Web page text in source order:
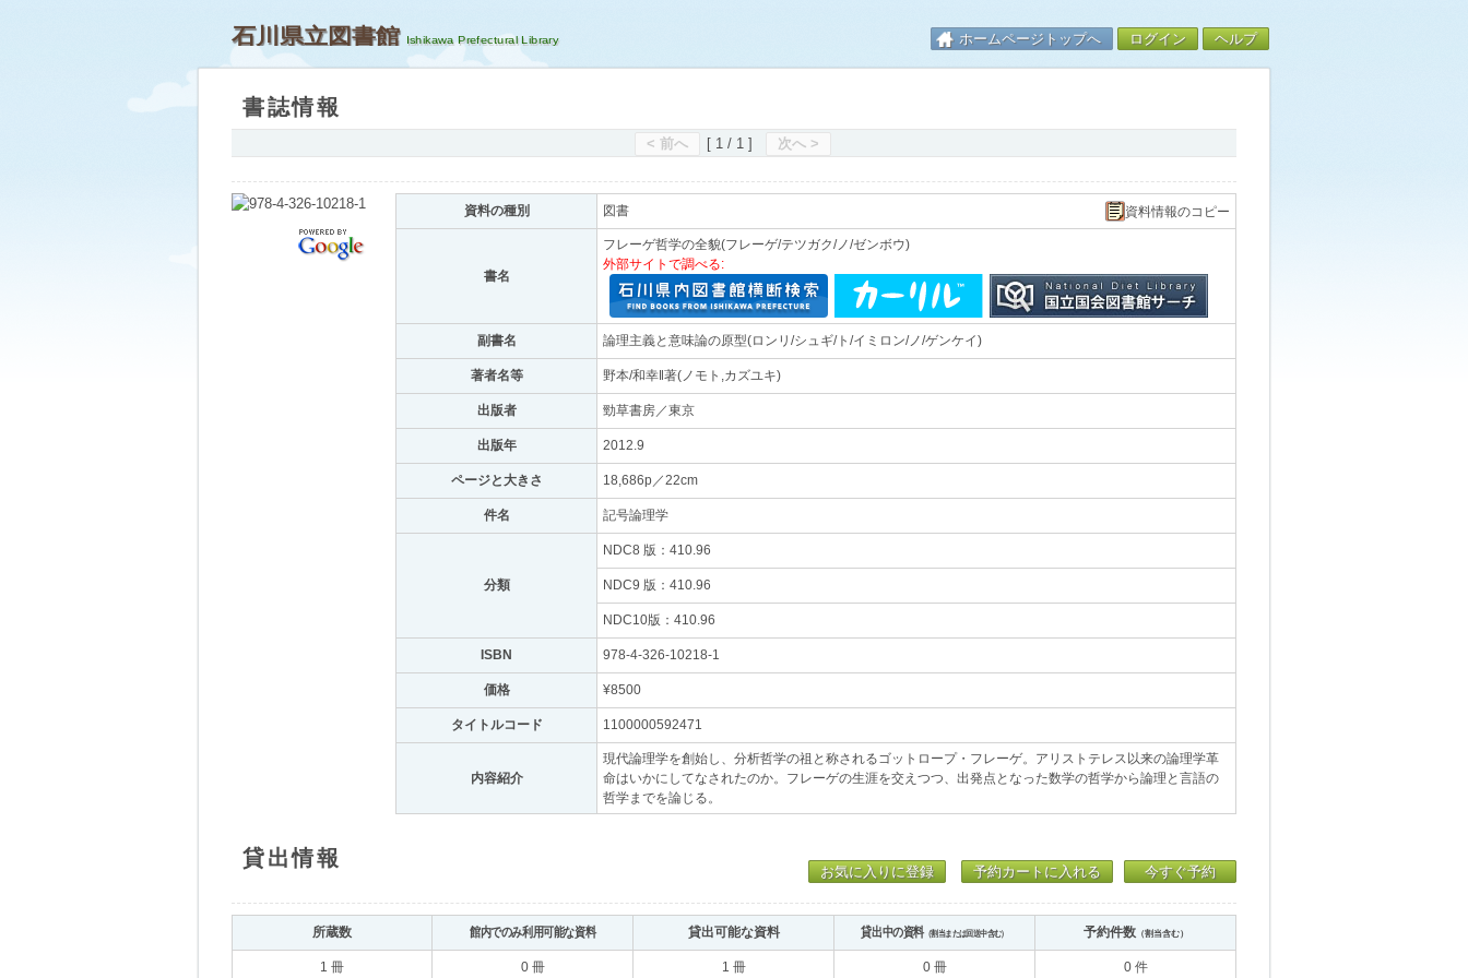
石川県立図書館 ホームページトップへ ログイン ヘルプ
書誌情報
< 前へ [ 1 / 1 ] 次へ >
資料の種別 図書 資料情報のコピー
書名
フレーゲ哲学の全貌(フレーゲ/テツガク/ノ/ゼンボウ)
外部サイトで調べる:
副書名 論理主義と意味論の原型(ロンリ/シュギ/ト/イミロン/ノ/ゲンケイ)
著者名等 野本/和幸‖著(ノモト,カズユキ)
出版者 勁草書房／東京
出版年 2012.9
ページと大きさ 18,686p／22cm
件名 記号論理学
分類
NDC8 版：410.96
NDC9 版：410.96
NDC10版：410.96
ISBN 978-4-326-10218-1
価格 ¥8500
タイトルコード 1100000592471
内容紹介
現代論理学を創始し、分析哲学の祖と称されるゴットロープ・フレーゲ。アリストテレス以来の論理学革
命はいかにしてなされたのか。フレーゲの生涯を交えつつ、出発点となった数学の哲学から論理と言語の
哲学までを論じる。
貸出情報
お気に入りに登録 予約カートに入れる 今すぐ予約
所蔵数 館内でのみ利用可能な資料 貸出可能な資料 貸出中の資料（割当または回送中含む） 予約件数（割当含む）
1 冊 0 冊 1 冊 0 冊 0 件